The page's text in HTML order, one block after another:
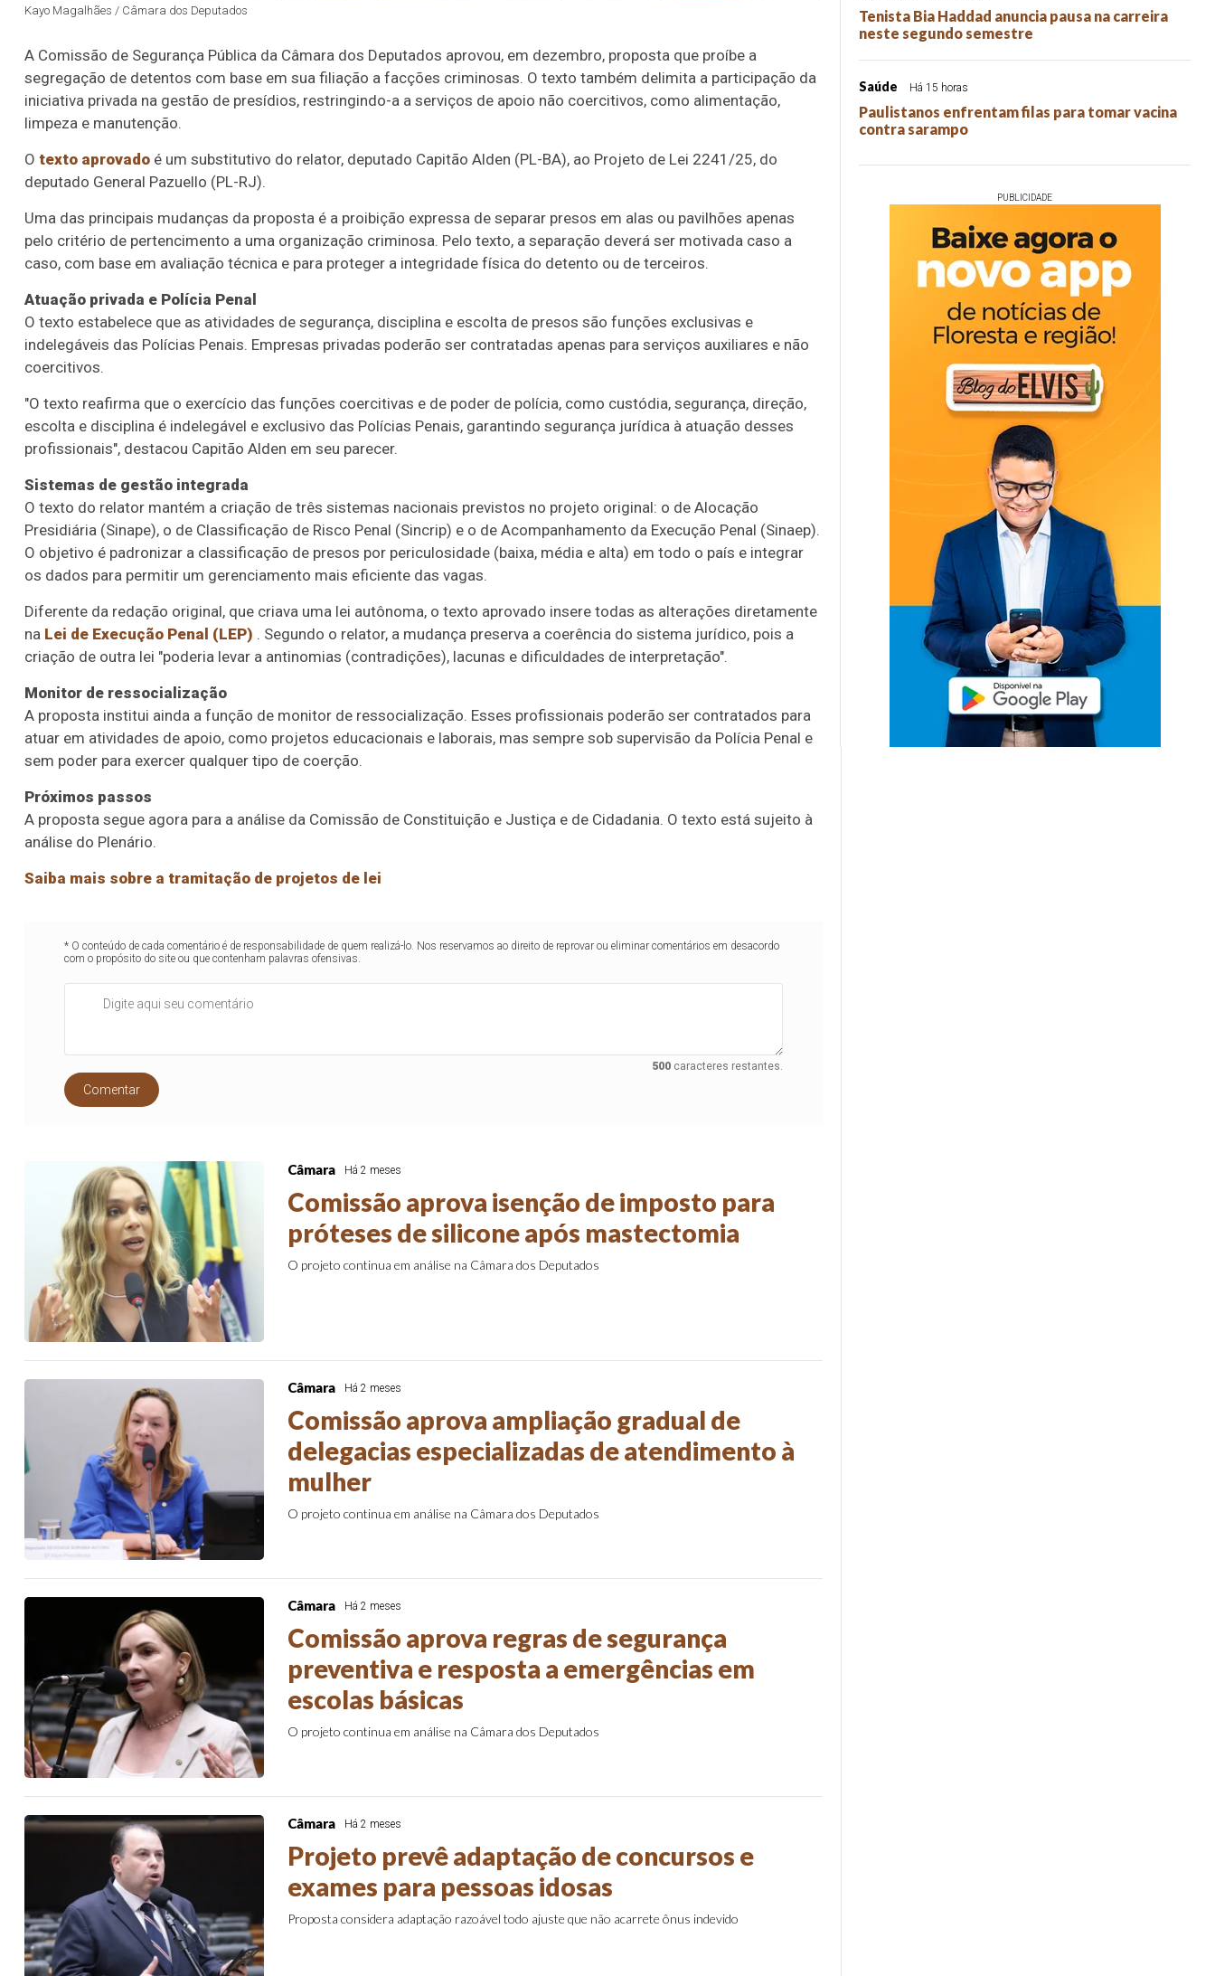
Kayo Magalhães / Câmara dos Deputados
A Comissão de Segurança Pública da Câmara dos Deputados aprovou, em dezembro, proposta que proíbe a
segregação de detentos com base em sua filiação a facções criminosas. O texto também delimita a participação da
iniciativa privada na gestão de presídios, restringindo-a a serviços de apoio não coercitivos, como alimentação,
limpeza e manutenção.
O texto aprovado é um substitutivo do relator, deputado Capitão Alden (PL-BA), ao Projeto de Lei 2241/25, do
deputado General Pazuello (PL-RJ).
Uma das principais mudanças da proposta é a proibição expressa de separar presos em alas ou pavilhões apenas
pelo critério de pertencimento a uma organização criminosa. Pelo texto, a separação deverá ser motivada caso a
caso, com base em avaliação técnica e para proteger a integridade física do detento ou de terceiros.
Atuação privada e Polícia Penal
O texto estabelece que as atividades de segurança, disciplina e escolta de presos são funções exclusivas e
indelegáveis das Polícias Penais. Empresas privadas poderão ser contratadas apenas para serviços auxiliares e não
coercitivos.
"O texto reafirma que o exercício das funções coercitivas e de poder de polícia, como custódia, segurança, direção,
escolta e disciplina é indelegável e exclusivo das Polícias Penais, garantindo segurança jurídica à atuação desses
profissionais", destacou Capitão Alden em seu parecer.
Sistemas de gestão integrada
O texto do relator mantém a criação de três sistemas nacionais previstos no projeto original: o de Alocação
Presidiária (Sinape), o de Classificação de Risco Penal (Sincrip) e o de Acompanhamento da Execução Penal (Sinaep).
O objetivo é padronizar a classificação de presos por periculosidade (baixa, média e alta) em todo o país e integrar
os dados para permitir um gerenciamento mais eficiente das vagas.
Diferente da redação original, que criava uma lei autônoma, o texto aprovado insere todas as alterações diretamente
na Lei de Execução Penal (LEP) . Segundo o relator, a mudança preserva a coerência do sistema jurídico, pois a
criação de outra lei "poderia levar a antinomias (contradições), lacunas e dificuldades de interpretação".
Monitor de ressocialização
A proposta institui ainda a função de monitor de ressocialização. Esses profissionais poderão ser contratados para
atuar em atividades de apoio, como projetos educacionais e laborais, mas sempre sob supervisão da Polícia Penal e
sem poder para exercer qualquer tipo de coerção.
Próximos passos
A proposta segue agora para a análise da Comissão de Constituição e Justiça e de Cidadania. O texto está sujeito à
análise do Plenário.
Saiba mais sobre a tramitação de projetos de lei
* O conteúdo de cada comentário é de responsabilidade de quem realizá-lo. Nos reservamos ao direito de reprovar ou eliminar comentários em desacordo
com o propósito do site ou que contenham palavras ofensivas.
500caracteres restantes.
Comentar
Câmara Há 2 meses
Comissão aprova isenção de imposto para
próteses de silicone após mastectomia
O projeto continua em análise na Câmara dos Deputados
Câmara Há 2 meses
Comissão aprova ampliação gradual de
delegacias especializadas de atendimento à
mulher
O projeto continua em análise na Câmara dos Deputados
Câmara Há 2 meses
Comissão aprova regras de segurança
preventiva e resposta a emergências em
escolas básicas
O projeto continua em análise na Câmara dos Deputados
Câmara Há 2 meses
Projeto prevê adaptação de concursos e
exames para pessoas idosas
Proposta considera adaptação razoável todo ajuste que não acarrete ônus indevido
Tenista Bia Haddad anuncia pausa na carreira
neste segundo semestre
Saúde Há 15 horas
Paulistanos enfrentam filas para tomar vacina
contra sarampo
PUBLICIDADE